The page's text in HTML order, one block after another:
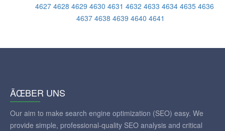
4627 4628 4629 4630 4631 4632 4633 4634 4635 4636
4637 4638 4639 4640 4641
ÃŒBER UNS
Our aim to make search engine optimization (SEO) easy. We
provide simple, professional-quality SEO analysis and critical